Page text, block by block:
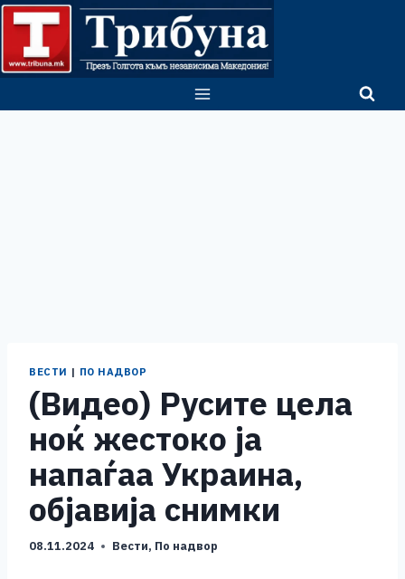
Skip
content
ВЕСТИ | ПО НАДВОР
(Видео) Русите цела
ноќ жестоко ја
напаѓаа Украина,
објавија снимки
08.11.2024 Вести, По надвор